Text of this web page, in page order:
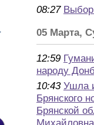
08:27
05 Марта,
12:59
народу
10:43 Ушла
Брянского
Брянской